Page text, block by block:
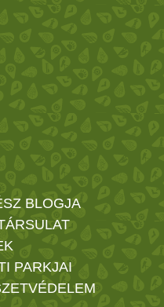
BLOGJA
PARKJAI